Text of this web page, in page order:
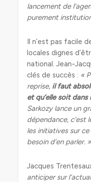
lancement de
purement
Il n’est pas facile
locales dignes
national. Jean-
clés de succès : «
reprise, il faut
et qu’elle soit dans
Sarkozy lance un
dépendance,
les initiatives sur
besoin d’en parler. »
Jacques
anticiper sur